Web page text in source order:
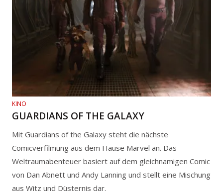
KINO
GUARDIANS OF THE GALAXY
Mit Guardians of the Galaxy steht die nächste
Comicverfilmung aus dem Hause Marvel an. Das
Weltraumabenteuer basiert auf dem gleichnamigen Comic
von Dan Abnett und Andy Lanning und stellt eine Mischung
aus Witz und Düsternis dar.